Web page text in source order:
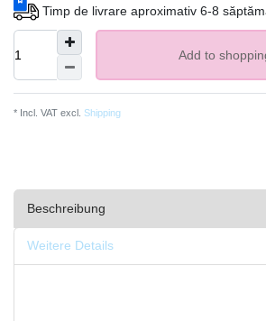
Timp de livrare aproximativ 6-8
Add to
* Incl. VAT excl. Shipping
Beschreibung
Weitere Details